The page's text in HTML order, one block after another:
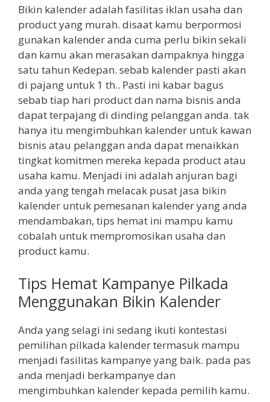
Bikin kalender adalah fasilitas iklan usaha dan
product yang murah. disaat kamu berpormosi
gunakan kalender anda cuma perlu bikin sekali
dan kamu akan merasakan dampaknya hingga
satu tahun Kedepan. sebab kalender pasti akan
di pajang untuk 1 th.. Pasti ini kabar bagus
sebab tiap hari product dan nama bisnis anda
dapat terpajang di dinding pelanggan anda. tak
hanya itu mengimbuhkan kalender untuk kawan
bisnis atau pelanggan anda dapat menaikkan
tingkat komitmen mereka kepada product atau
usaha kamu. Menjadi ini adalah anjuran bagi
anda yang tengah melacak pusat jasa bikin
kalender untuk pemesanan kalender yang anda
mendambakan, tips hemat ini mampu kamu
cobalah untuk mempromosikan usaha dan
product kamu.
Tips Hemat Kampanye Pilkada
Menggunakan Bikin Kalender
Anda yang selagi ini sedang ikuti kontestasi
pemilihan pilkada kalender termasuk mampu
menjadi fasilitas kampanye yang baik. pada pas
anda menjadi berkampanye dan
mengimbuhkan kalender kepada pemilih kamu.